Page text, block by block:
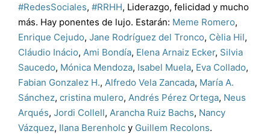
#RedesSociales, #RRHH, Liderazgo, felicidad y mucho
más. Hay ponentes de lujo. Estarán: Meme Romero,
Enrique Cejudo, Jane Rodríguez del Tronco, Cèlia Hil,
Cláudio Inácio, Ami Bondía, Elena Arnaiz Ecker, Silvia
Saucedo, Mónica Mendoza, Isabel Muela, Eva Collado,
Fabian Gonzalez H., Alfredo Vela Zancada, María A.
Sánchez, cristina mulero, Andrés Pérez Ortega, Neus
Arqués, Jordi Collell, Arancha Ruiz Bachs, Nancy
Vázquez, Ilana Berenholc y Guillem Recolons.